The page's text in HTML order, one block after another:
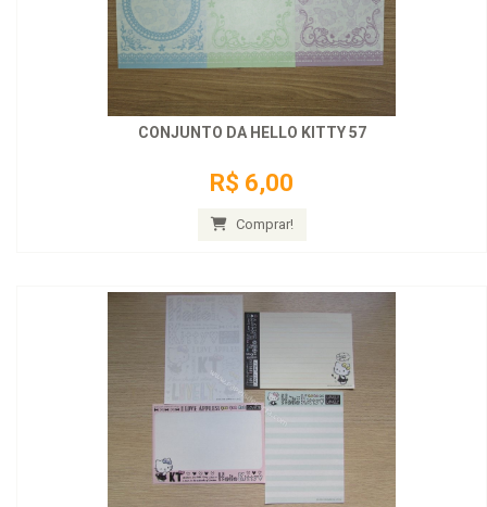
CONJUNTO DA HELLO KITTY 57
R$ 6,00
Comprar!